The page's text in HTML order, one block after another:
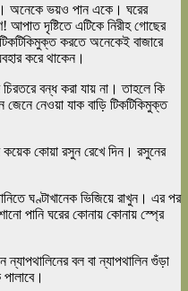
অনেকে ভয়ও পান একে। ঘরের
আপাত দৃষ্টিতে এটিকে নিরীহ গোছের
করতে অনেকেই বাজারে
করে থাকেন।
বন্ধ করা যায় না। তাহলে কি
নেওয়া যাক বাড়ি টিকটিকিমুক্ত
কয়েক কোয়া রসুন রেখে দিন। রসুনের
ঘণ্টাখানেক ভিজিয়ে রাখুন। এর পর
পানি ঘরের কোনায় কোনায় স্প্রে
ন্যাপথালিনের বল বা ন্যাপথালিন গুঁড়া